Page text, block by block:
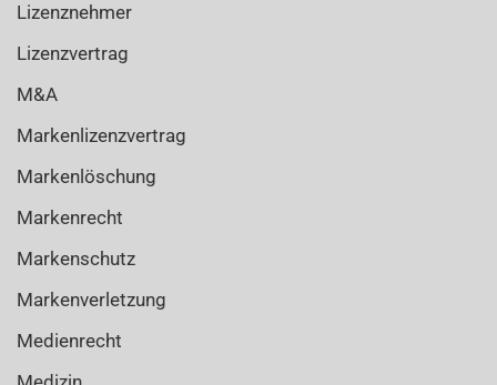
Lizenznehmer
Lizenzvertrag
M&A
Markenlizenzvertrag
Markenlöschung
Markenrecht
Markenschutz
Markenverletzung
Medienrecht